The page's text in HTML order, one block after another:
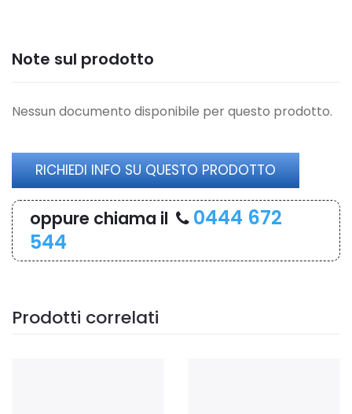
Note sul prodotto
Nessun documento disponibile per questo prodotto.
RICHIEDI INFO SU QUESTO PRODOTTO
oppure chiama il
0444 672
544
Prodotti correlati